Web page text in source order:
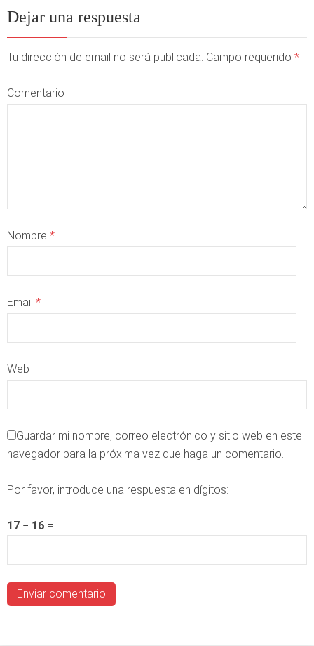
Dejar una respuesta
Tu dirección de email no será publicada. Campo requerido *
Comentario
Nombre *
Email *
Web
Guardar mi nombre, correo electrónico y sitio web en este
navegador para la próxima vez que haga un comentario.
Por favor, introduce una respuesta en dígitos:
17 − 16 =